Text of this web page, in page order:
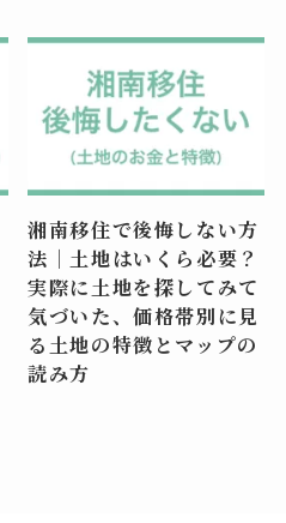
湘南移住で後悔しない方
法｜土地はいくら必要？
実際に土地を探してみて
気づいた、価格帯別に見
る土地の特徴とマップの
読み方